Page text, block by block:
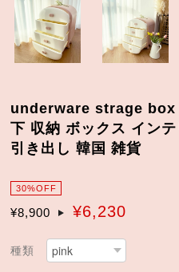
underware strage
下 収納 ボックス イン
引き出し 韓国 雑貨
30%OFF
¥8,900 ¥6,230
種類